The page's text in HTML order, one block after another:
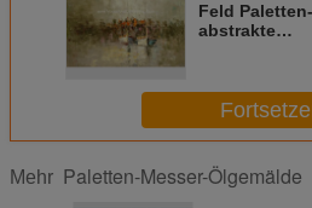
Feld
abstrakte
Mehr Paletten-Messer-Ölgemälde